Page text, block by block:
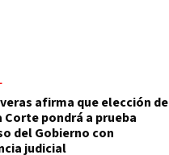
afirma que elección de
Corte pondrá a prueba
del Gobierno con
judicial